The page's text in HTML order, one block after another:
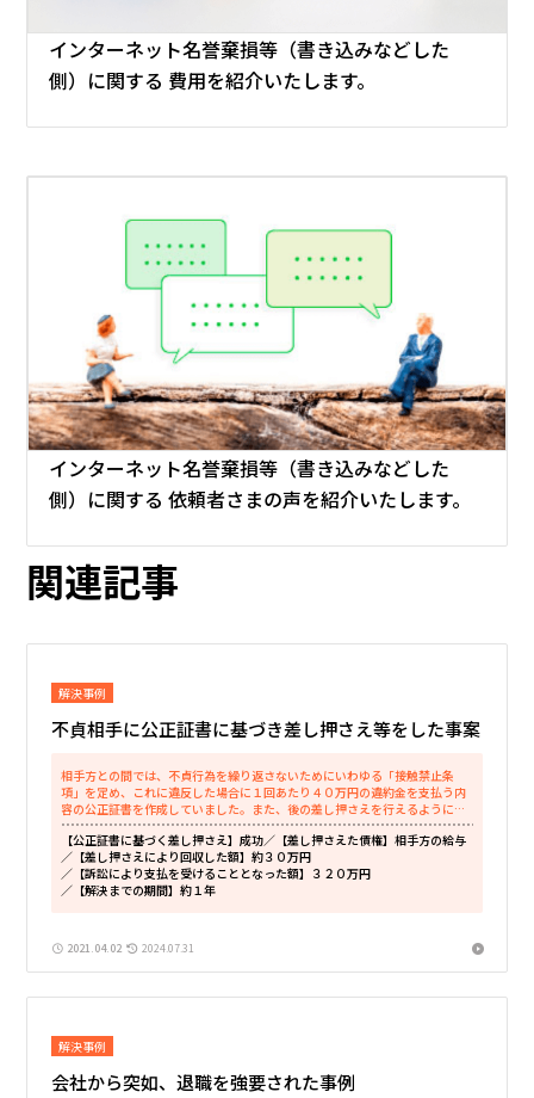
インターネット名誉棄損等（書き込みなどした
側）に関する 費用を紹介いたします。
インターネット名誉棄損等（書き込みなどした
側）に関する 依頼者さまの声を紹介いたします。
関連記事
解決事例
不貞相手に公正証書に基づき差し押さえ等をした事案
相手方との間では、不貞行為を繰り返さないためにいわゆる「接触禁止条
項」を定め、これに違反した場合に１回あたり４０万円の違約金を支払う内
容の公正証書を作成していました。また、後の差し押さえを行えるようにす
るため、執行受諾文言を付していました。...
【公正証書に基づく差し押さえ】成功／【差し押さえた債権】相手方の給与
／【差し押さえにより回収した額】約３０万円
／【訴訟により支払を受けることとなった額】３２０万円
／【解決までの期間】約１年
2021.04.02 2024.07.31
解決事例
会社から突如、退職を強要された事例